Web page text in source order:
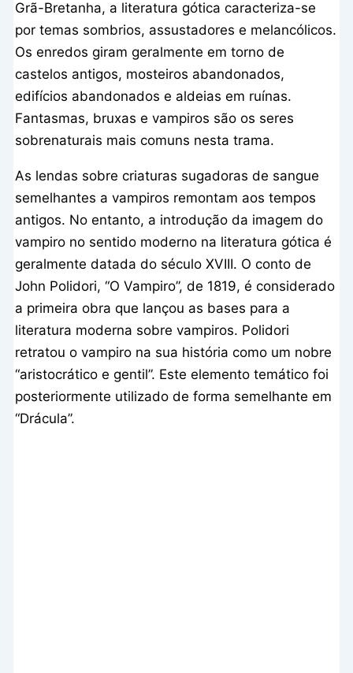
Grã-Bretanha, a literatura gótica caracteriza-se
por temas sombrios, assustadores e melancólicos.
Os enredos giram geralmente em torno de
castelos antigos, mosteiros abandonados,
edifícios abandonados e aldeias em ruínas.
Fantasmas, bruxas e vampiros são os seres
sobrenaturais mais comuns nesta trama.
As lendas sobre criaturas sugadoras de sangue
semelhantes a vampiros remontam aos tempos
antigos. No entanto, a introdução da imagem do
vampiro no sentido moderno na literatura gótica é
geralmente datada do século XVIII. O conto de
John Polidori, “O Vampiro”, de 1819, é considerado
a primeira obra que lançou as bases para a
literatura moderna sobre vampiros. Polidori
retratou o vampiro na sua história como um nobre
“aristocrático e gentil”. Este elemento temático foi
posteriormente utilizado de forma semelhante em
“Drácula”.